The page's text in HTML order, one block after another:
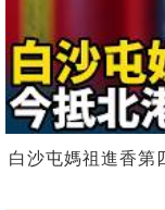
白沙屯媽祖進香